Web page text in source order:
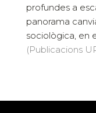
profundes a
panorama
sociològica, en
(Publicacions